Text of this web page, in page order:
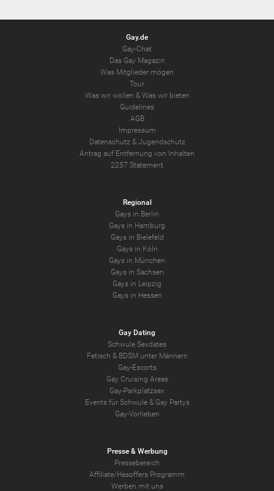
Gay.de
Gay-Chat
Das Gay Magazin
Was Mitglieder mögen
Tour
Was wir wollen & Was wir bieten
Guidelines
AGB
Impressum
Datenschutz& Jugendschutz
Antrag auf Entfernung von Inhalten
2257 Statement
Regional
Gays in Berlin
Gays in Hamburg
Gays in Bielefeld
Gays in Köln
Gays in München
Gays in Sachsen
Gays in Leipzig
Gays in Hessen
Gay Dating
Schwule Sexdates
Fetisch & BDSM unter Männern
Gay-Escorts
Gay Cruising Areas
Gay-Parkplatzsex
Events für Schwule & Gay Partys
Gay-Vorlieben
Presse & Werbung
Pressebereich
Affiliate/Hasoffers Programm
Werben mit uns